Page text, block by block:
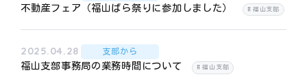
不動産フェア（福山ばら祭りに参加しました） 福山支部
2025.04.28 支部から
福山支部事務局の業務時間について 福山支部